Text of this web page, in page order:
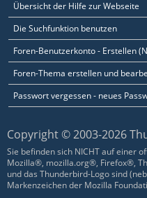
Übersicht der Hilfe zur Webseite
Die Suchfunktion benutzen
Foren-Benutzerkonto - Erstellen
Foren-Thema erstellen und
Passwort vergessen - neues
Copyright © 2003-2026
Sie befinden sich NICHT auf einer
Mozilla®, mozilla.org®, Firefox®,
und das Thunderbird-Logo sind
Markenzeichen der Mozilla